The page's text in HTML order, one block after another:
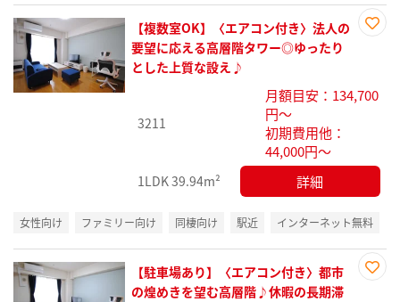
録
【複数室OK】〈エアコン付き〉法人の
要望に応える高層階タワー◎ゆったり
とした上質な設え♪
3211
月額目安：134,700
円～
初期費用他：
44,000円～
1LDK39.94m² 詳細
女性向け ファミリー向け 同棲向け 駅近 インターネット無料
【駐車場あり】〈エアコン付き〉都市
の煌めきを望む高層階♪休暇の長期滞